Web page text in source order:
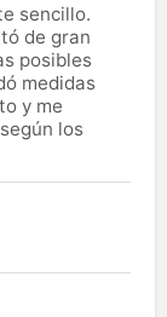
sencillo.
de gran
posibles
medidas
y me
los